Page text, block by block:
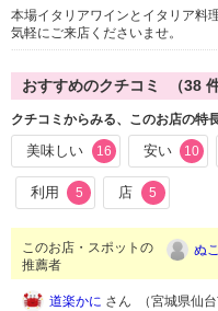
本場イタリアワインとイタリア料
気軽にご来店くださいませ。
おすすめのクチコミ （38
クチコミからみる、このお店の特
美味しい 16 安い 10
利用 5 店 5
このお店・スポットの
推薦者
ぬこ
道楽かに さん （宮城県仙台